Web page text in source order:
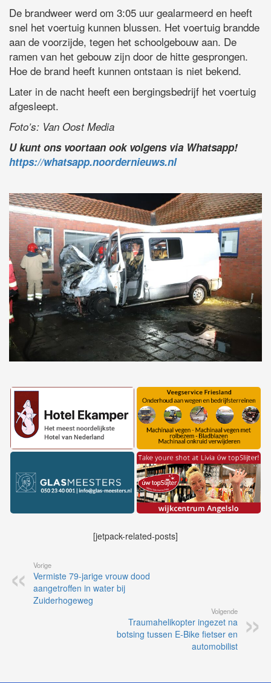
De brandweer werd om 3:05 uur gealarmeerd en heeft
snel het voertuig kunnen blussen. Het voertuig brandde
aan de voorzijde, tegen het schoolgebouw aan. De
ramen van het gebouw zijn door de hitte gesprongen.
Hoe de brand heeft kunnen ontstaan is niet bekend.
Later in de nacht heeft een bergingsbedrijf het voertuig
afgesleept.
Foto’s: Van Oost Media
U kunt ons voortaan ook volgens via Whatsapp!
https://whatsapp.noordernieuws.nl
[jetpack-related-posts]
Vorige
Vermiste 79-jarige vrouw dood
aangetroffen in water bij
Zuiderhogeweg
Volgende
Traumahelikopter ingezet na
botsing tussen E-Bike fietser en
automobilist